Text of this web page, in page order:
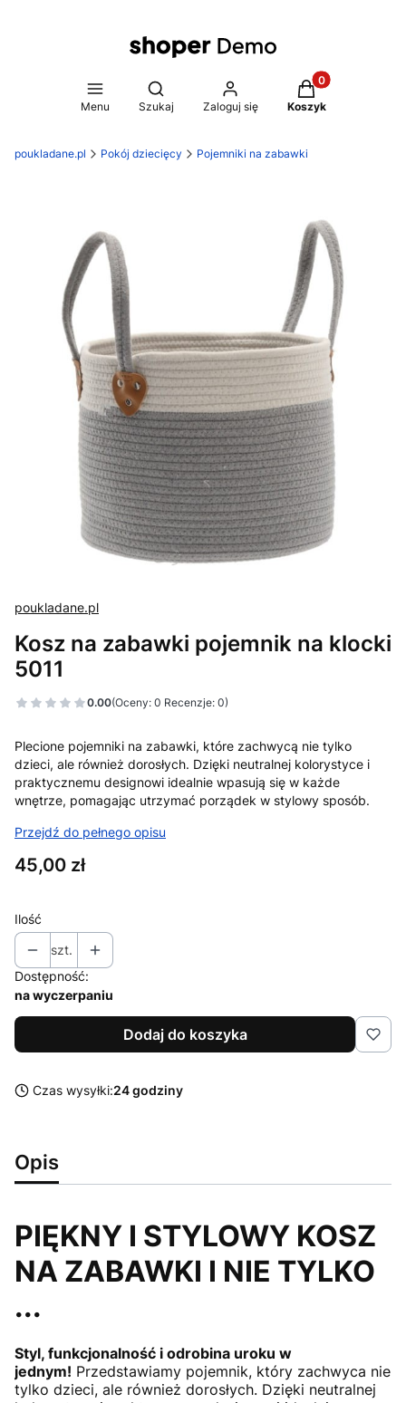
Menu
Otwórz wyszukiwarkę
Szukaj Zaloguj się
Produkty w
Koszyk
poukladane.pl Pokój dziecięcy Pojemniki na zabawki
poukladane.pl
Kosz na zabawki pojemnik na klocki
5011
0.00(Oceny: 0 Recenzje: 0)
Plecione pojemniki na zabawki, które zachwycą nie tylko
dzieci, ale również dorosłych. Dzięki neutralnej kolorystyce i
praktycznemu designowi idealnie wpasują się w każde
wnętrze, pomagając utrzymać porządek w stylowy sposób.
Przejdź do pełnego opisu
Cena
45,00 zł
Ilość
szt.
Dostępność:
na wyczerpaniu
Dodaj do koszyka
Czas wysyłki:24 godziny
Opis
PIĘKNY I STYLOWY KOSZ
NA ZABAWKI I NIE TYLKO
...
Styl, funkcjonalność i odrobina uroku w
jednym! Przedstawiamy pojemnik, który zachwyca nie
tylko dzieci, ale również dorosłych. Dzięki neutralnej